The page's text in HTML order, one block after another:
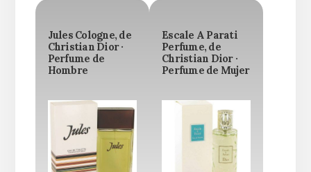
Jules Cologne, de
Christian Dior ·
Perfume de
Hombre
Escale A Parati
Perfume, de
Christian Dior ·
Perfume de Mujer